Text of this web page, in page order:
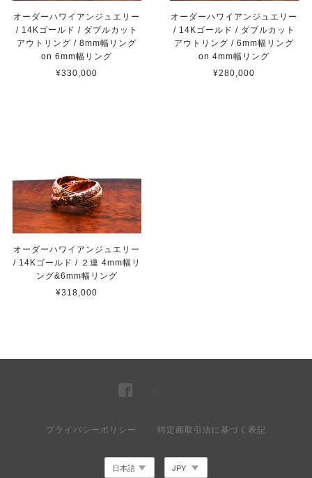
オーダーハワイアンジュエリー
/ 14Kゴールド / ダブルカット
アウトリング / 8mm幅リング
on 6mm幅リング
¥330,000
オーダーハワイアンジュエリー
/ 14Kゴールド / ダブルカット
アウトリング / 6mm幅リング
on 4mm幅リング
¥280,000
オーダーハワイアンジュエリー
/ 14Kゴールド / ２連 4mm幅リ
ング&6mm幅リング
¥318,000
プライバシーポリシー 特定商取引法に基づく表記